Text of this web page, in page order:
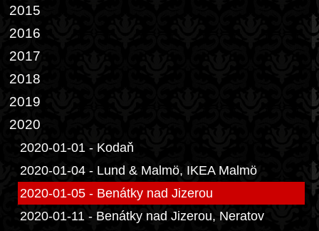
2015
2016
2017
2018
2019
2020
2020-01-01 - Kodaň
2020-01-04 - Lund & Malmö, IKEA Malmö
2020-01-05 - Benátky nad Jizerou
2020-01-11 - Benátky nad Jizerou, Neratov